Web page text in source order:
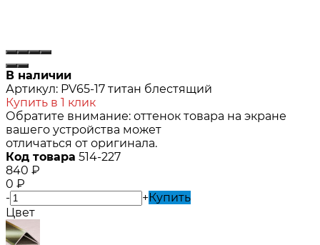
В наличии
Артикул: PV65-17 титан блестящий
Купить в 1 клик
Обратите внимание: оттенок товара на экране
вашего устройства может
отличаться от оригинала.
Код товара 514-227
840 ₽
0 ₽
-
+Купить
Цвет